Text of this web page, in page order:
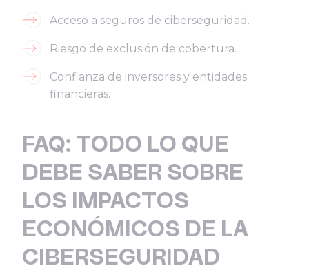
Acceso a seguros de ciberseguridad.
Riesgo de exclusión de cobertura.
Confianza de inversores y entidades
financieras.
FAQ: TODO LO QUE
DEBE SABER SOBRE
LOS IMPACTOS
ECONÓMICOS DE LA
CIBERSEGURIDAD